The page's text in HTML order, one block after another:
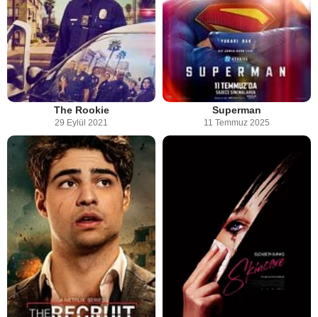
The Rookie
29 Eylül 2021
Superman
11 Temmuz 2025